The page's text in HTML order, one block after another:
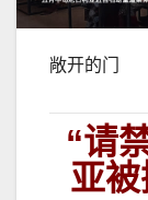
敞开的门
“请
亚